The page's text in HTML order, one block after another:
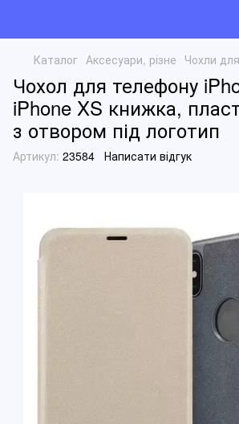
Каталог Аксесуари, різне Чохли
Чохол для телефону
iPhone XS книжка,
з отвором під логотип
Артикул: 23584 Написати відгук